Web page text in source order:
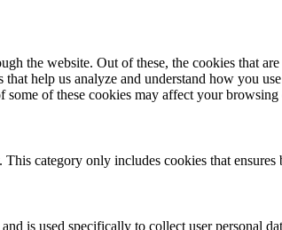
the website. Out of these, the cookies that
help us analyze and understand how you
of these cookies may affect your browsing
category only includes cookies that
is used specifically to collect user personal